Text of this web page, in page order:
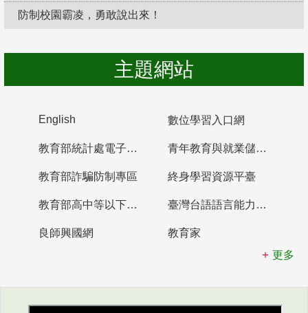
防制校園霸凌，勇敢說出來！
主題網站
English 數位學習入口網
教育部統計處電子書櫃 青年教育與就業儲蓄帳戶
教育部詐騙防制專區 終身學習資源平臺
教育部高中等以下學校及幼兒園教師資格檢定考試 臺灣台語語言能力認證網站
良師興國網
教育家
更多